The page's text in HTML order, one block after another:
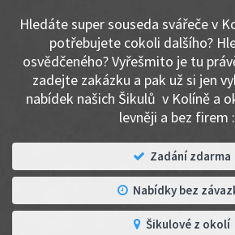
Hledáte super souseda svářeče v
potřebujete cokoli dalšího?
osvědčeného? Vyřešmito je tu
zadejte zakázku a pak už si jen
nabídek našich Šikulů v Kolíně a
levněji a bez firem
Zadání zdarma
Nabídky bez
Šikulové z okolí